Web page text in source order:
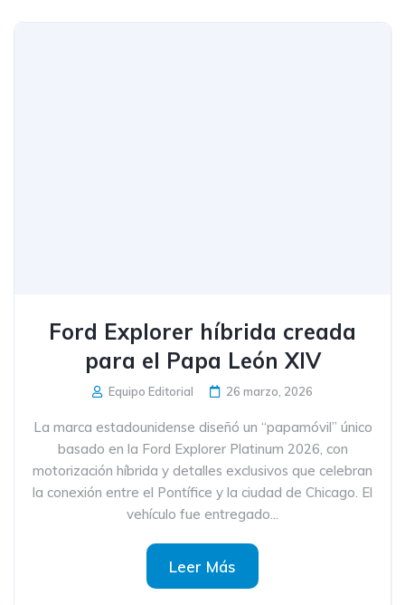
Ford Explorer híbrida creada
para el Papa León XIV
Equipo Editorial 26 marzo, 2026
La marca estadounidense diseñó un “papamóvil” único
basado en la Ford Explorer Platinum 2026, con
motorización híbrida y detalles exclusivos que celebran
la conexión entre el Pontífice y la ciudad de Chicago. El
vehículo fue entregado...
Leer Más